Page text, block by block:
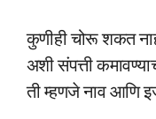
कुणीही चोरू शकत
अशी संपत्ती
ती म्हणजे नाव आणि